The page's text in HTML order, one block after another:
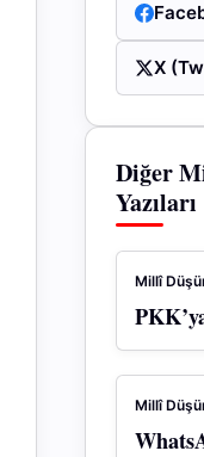
X
Diğer
Yazıları
Millî
Millî